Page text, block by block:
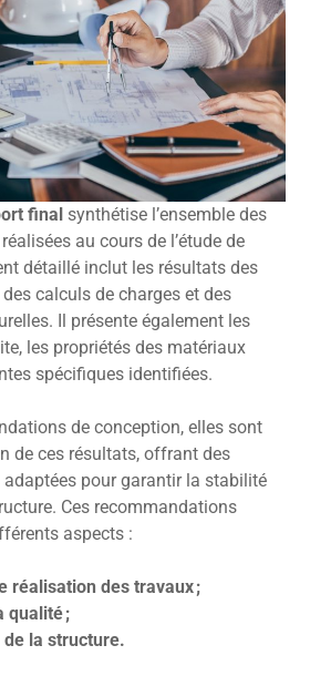
final synthétise l’ensemble des
au cours de l’étude de
détaillé inclut les résultats des
calculs de charges et des
Il présente également les
les propriétés des matériaux
spécifiques identifiées.
de conception, elles sont
de ces résultats, offrant des
pour garantir la stabilité
Ces recommandations
aspects :
réalisation des travaux ;
qualité ;
la structure.